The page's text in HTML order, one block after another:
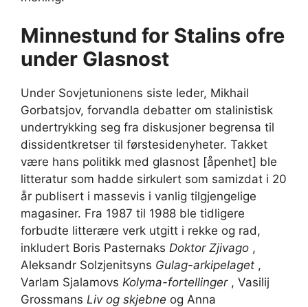
Minnestund for Stalins ofre
under Glasnost
Under Sovjetunionens siste leder, Mikhail
Gorbatsjov, forvandla debatter om stalinistisk
undertrykking seg fra diskusjoner begrensa til
dissidentkretser til førstesidenyheter. Takket
være hans politikk med glasnost [åpenhet] ble
litteratur som hadde sirkulert som samizdat i 20
år publisert i massevis i vanlig tilgjengelige
magasiner. Fra 1987 til 1988 ble tidligere
forbudte litterære verk utgitt i rekke og rad,
inkludert Boris Pasternaks Doktor Zjivago ,
Aleksandr Solzjenitsyns Gulag-arkipelaget ,
Varlam Sjalamovs Kolyma-fortellinger, Vasilij
Grossmans Liv og skjebne og Anna